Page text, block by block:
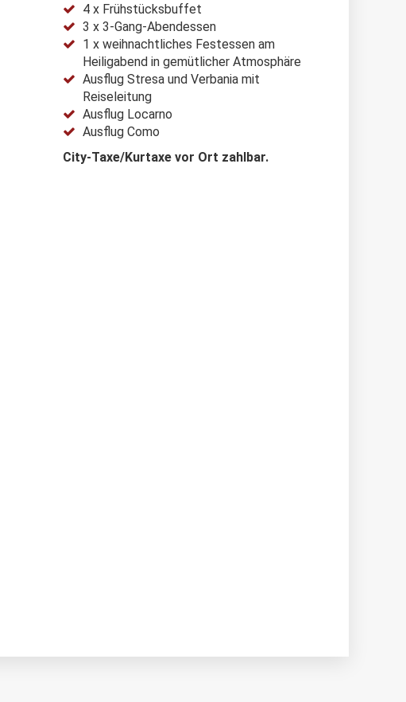
4 x Frühstücksbuffet
3 x 3-Gang-Abendessen
1 x weihnachtliches Festessen am
Heiligabend in gemütlicher Atmosphäre
Ausflug Stresa und Verbania mit
Reiseleitung
Ausflug Locarno
Ausflug Como
City-Taxe/Kurtaxe vor Ort zahlbar.